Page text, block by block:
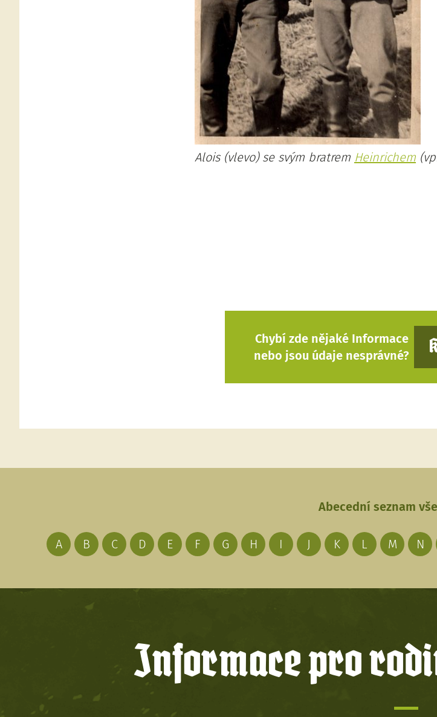
Alois (vlevo) se svým bratrem Heinrichem
Chybí zde nějaké Informace
nebo jsou údaje nesprávné?
Abecední seznam
A B C D E F G H I J K L M N
Informace pro